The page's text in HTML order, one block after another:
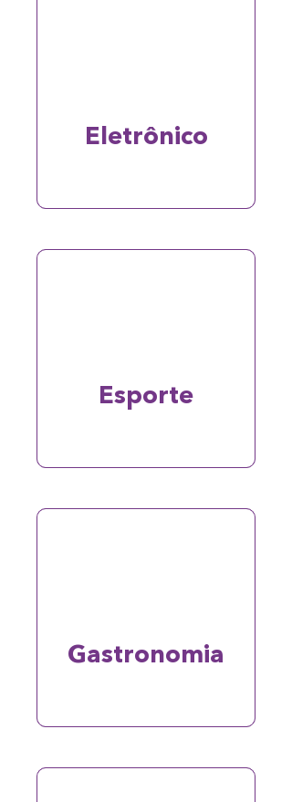
Eletrônico
Esporte
Gastronomia